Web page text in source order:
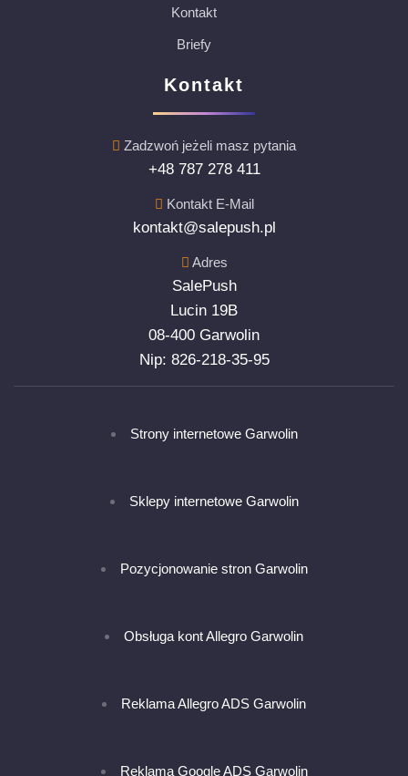
Kontakt
Briefy
Kontakt
Zadzwoń jeżeli masz pytania
+48 787 278 411
Kontakt E-Mail
kontakt@salepush.pl
Adres
SalePush
Lucin 19B
08-400 Garwolin
Nip: 826-218-35-95
Strony internetowe Garwolin
Sklepy internetowe Garwolin
Pozycjonowanie stron Garwolin
Obsługa kont Allegro Garwolin
Reklama Allegro ADS Garwolin
Reklama Google ADS Garwolin